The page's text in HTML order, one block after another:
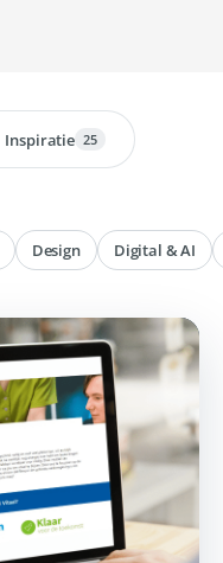
Inspiratie 25
Design Digital & AI